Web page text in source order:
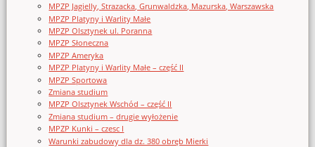
MPZP Jagielly, Strazacka, Grunwaldzka, Mazurska, Warszawska
MPZP Platyny i Warlity Małe
MPZP Olsztynek ul. Poranna
MPZP Słoneczna
MPZP Ameryka
MPZP Platyny i Warlity Małe – część II
MPZP Sportowa
Zmiana studium
MPZP Olsztynek Wschód – część II
Zmiana studium – drugie wyłożenie
MPZP Kunki – czesc I
Warunki zabudowy dla dz. 380 obręb Mierki